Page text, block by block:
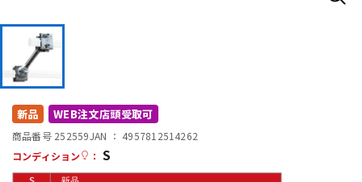
配信/ライブ機器
新品 WEB注文店頭受取可
商品番号 252559JAN ： 4957812514262
コンディション
： S